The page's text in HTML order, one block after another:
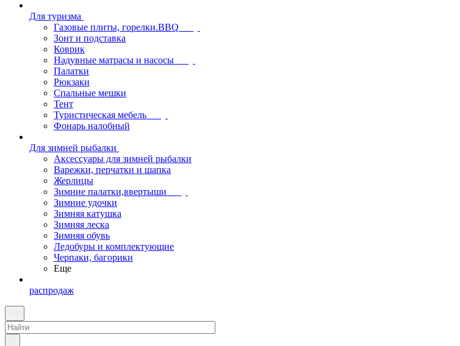
Для туризма
Газовые плиты, горелки.BBQ
Зонт и подставка
Коврик
Надувные матрасы и насосы
Палатки
Рюкзаки
Спальные мешки
Тент
Туристическая мебель
Фонарь налобный
Для зимней рыбалки
Аксессуары для зимней рыбалки
Варежки, перчатки и шапка
Жерлицы
Зимние палатки,ввертыши
Зимние удочки
Зимняя катушка
Зимняя леска
Зимняя обувь
Ледобуры и комплектующие
Черпаки, багорики
Еще
распродаж